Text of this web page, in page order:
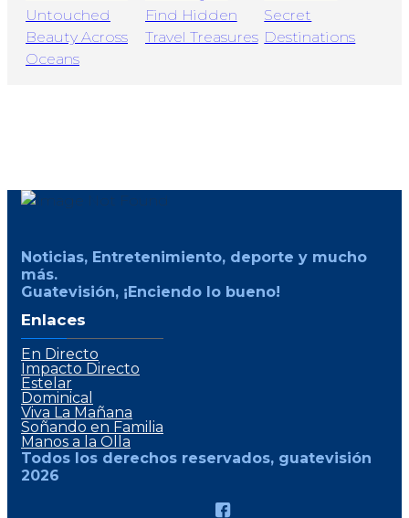
Noticias, Entretenimiento, deporte y mucho
más.
Guatevisión, ¡Enciendo lo bueno!
Enlaces
En Directo
Impacto Directo
Estelar
Dominical
Viva La Mañana
Soñando en Familia
Manos a la Olla
Todos los derechos reservados, guatevisión
2026